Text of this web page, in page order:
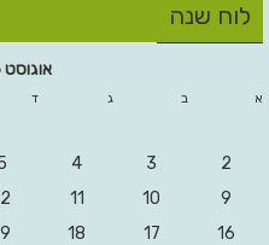
לוח שנה
אוגוסט 2026
א ב ג ד
2
3
4
9
10
11
16
17
18